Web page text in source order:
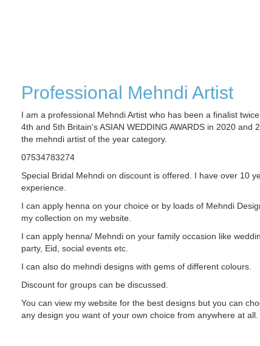
Professional Mehndi Artist
I am a professional Mehndi Artist who has been a finalist
4th and 5th Britain's ASIAN WEDDING AWARDS in 2020 and
the mehndi artist of the year category.
07534783274
Special Bridal Mehndi on discount is offered. I have over 10
experience.
I can apply henna on your choice or by loads of Mehndi
my collection on my website.
I can apply henna/ Mehndi on your family occasion like
party, Eid, social events etc.
I can also do mehndi designs with gems of different colours.
Discount for groups can be discussed.
You can view my website for the best designs but you can
any design you want of your own choice from anywhere at all.